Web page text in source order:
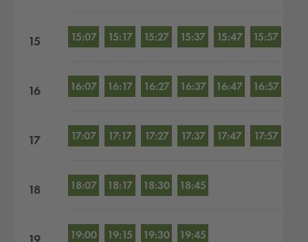
15 15:07 15:17 15:27 15:37 15:47 15:57
16 16:07 16:17 16:27 16:37 16:47 16:57
17 17:07 17:17 17:27 17:37 17:47 17:57
18 18:07 18:17 18:30 18:45
19 19:00 19:15 19:30 19:45